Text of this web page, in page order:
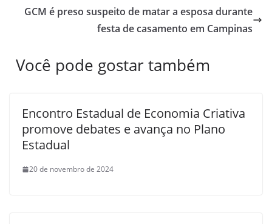
GCM é preso suspeito de matar a esposa durante
festa de casamento em Campinas
Você pode gostar também
Encontro Estadual de Economia Criativa
promove debates e avança no Plano
Estadual
20 de novembro de 2024